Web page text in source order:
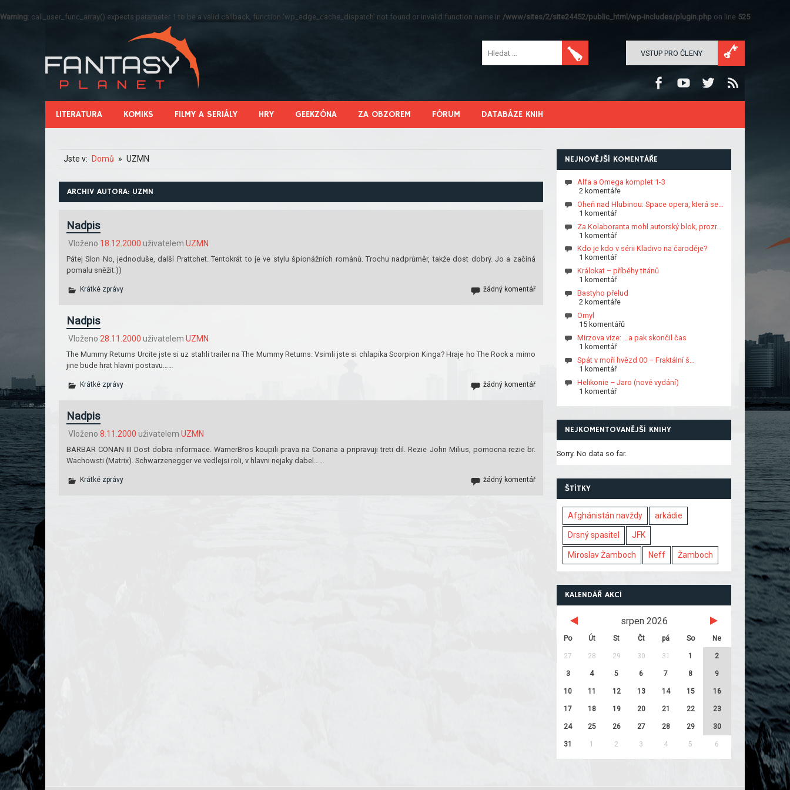
Warning: call_user_func_array() expects parameter 1 to be a valid callback, function 'wp_edge_cache_dispatch' not found or invalid function name in /www/sites/2/site24452/public_html/wp-includes/plugin.php on line 525
VSTUP PRO ČLENY
LITERATURA KOMIKS FILMY A SERIÁLY HRY GEEKZÓNA ZA OBZOREM FÓRUM DATABÁZE KNIH
Jste v: Domů UZMN
ARCHIV AUTORA: UZMN
Nadpis
Vloženo 18.12.2000 uživatelem UZMN
Pátej Slon No, jednoduše, další Prattchet. Tentokrát to je ve stylu špionážních románů. Trochu nadprůměr, takže dost dobrý. Jo a začíná
pomalu sněžit:))
Krátké zprávy žádný komentář
Nadpis
Vloženo 28.11.2000 uživatelem UZMN
The Mummy Returns Urcite jste si uz stahli trailer na The Mummy Returns. Vsimli jste si chlapika Scorpion Kinga? Hraje ho The Rock a mimo
jine bude hrat hlavni postavu……
Krátké zprávy žádný komentář
Nadpis
Vloženo 8.11.2000 uživatelem UZMN
BARBAR CONAN III Dost dobra informace. WarnerBros koupili prava na Conana a pripravuji treti dil. Rezie John Milius, pomocna rezie br.
Wachowsti (Matrix). Schwarzenegger ve vedlejsi roli, v hlavni nejaky dabel……
Krátké zprávy žádný komentář
NEJNOVĚJŠÍ KOMENTÁŘE
Alfa a Omega komplet 1-3
2 komentáře
Oheň nad Hlubinou: Space opera, která se…
1 komentář
Za Kolaboranta mohl autorský blok, prozr…
1 komentář
Kdo je kdo v sérii Kladivo na čaroděje?
1 komentář
Králokat – příběhy titánů
1 komentář
Bastyho přelud
2 komentáře
Omyl
15 komentářů
Mirzova vize: …a pak skončil čas
1 komentář
Spát v moři hvězd 00 – Fraktální š…
1 komentář
Helikonie – Jaro (nové vydání)
1 komentář
NEJKOMENTOVANĚJŠÍ KNIHY
Sorry. No data so far.
ŠTÍTKY
Afghánistán navždy arkádie
Drsný spasitel JFK
Miroslav Žamboch Neff Žamboch
KALENDÁŘ AKCÍ
srpen 2026
Po Út St Čt pá So Ne
27 28 29 30 31 1 2
3 4 5 6 7 8 9
10 11 12 13 14 15 16
17 18 19 20 21 22 23
24 25 26 27 28 29 30
31 1 2 3 4 5 6